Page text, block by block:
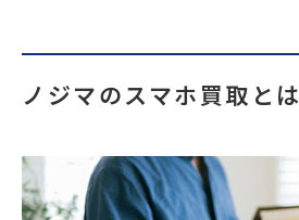
ノジマのスマホ買取とは